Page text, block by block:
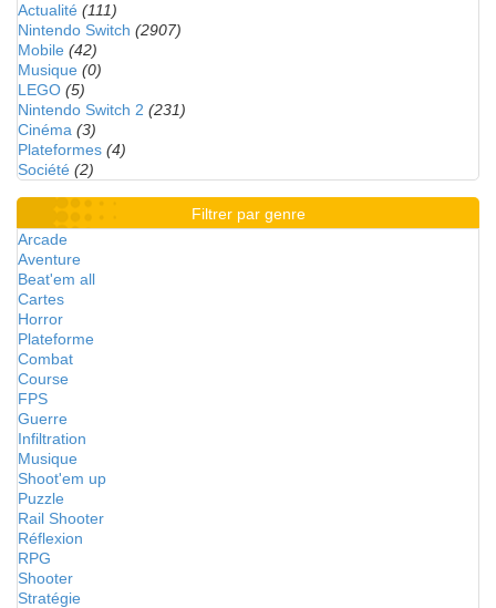
Actualité (111)
Nintendo Switch (2907)
Mobile (42)
Musique (0)
LEGO (5)
Nintendo Switch 2 (231)
Cinéma (3)
Plateformes (4)
Société (2)
Filtrer par genre
Arcade
Aventure
Beat'em all
Cartes
Horror
Plateforme
Combat
Course
FPS
Guerre
Infiltration
Musique
Shoot'em up
Puzzle
Rail Shooter
Réflexion
RPG
Shooter
Stratégie